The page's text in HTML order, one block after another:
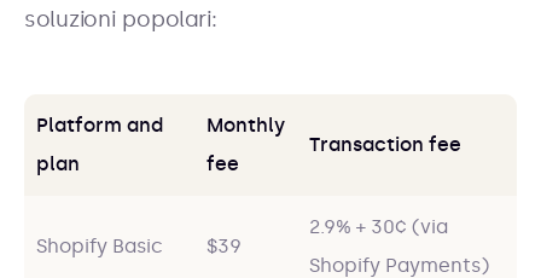
soluzioni popolari:
Platform and
plan
Monthly
fee
Transaction fee
Shopify Basic $39
2.9% + 30¢ (via
Shopify Payments)